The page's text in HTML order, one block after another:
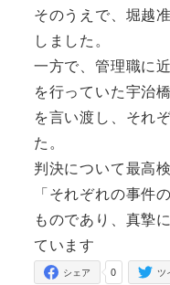
そのうえで、堀越
しました。
一方で、管理職に
を行っていた宇治
を言い渡し、それ
た。
判決について最高
「それぞれの事件
ものであり、 真摯
ています
0
シェア ツ